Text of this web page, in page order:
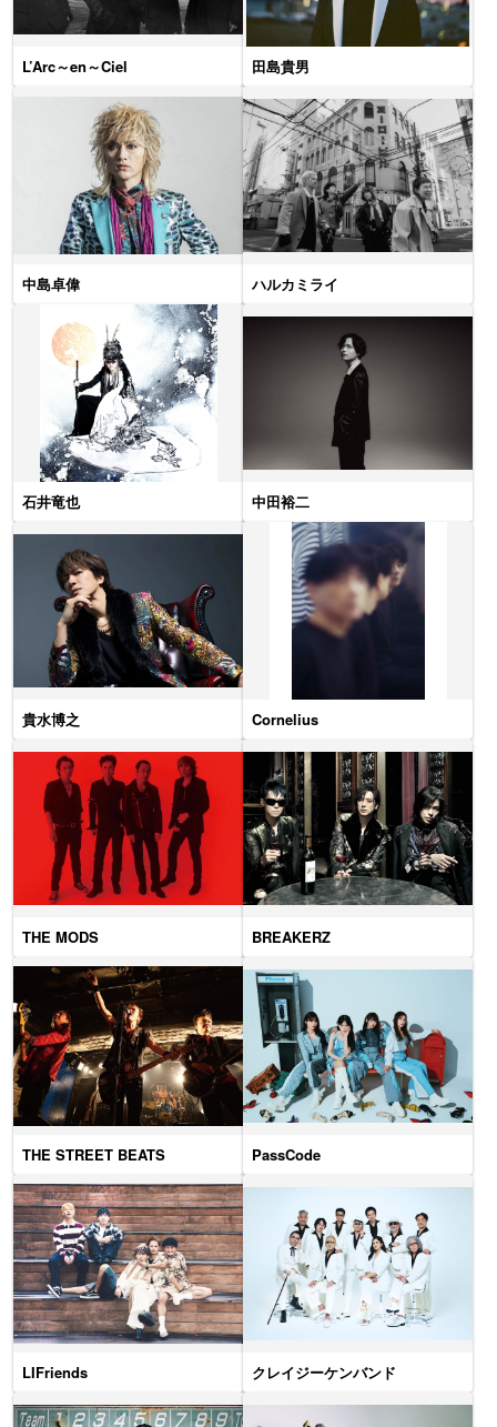
L’Arc～en～Ciel 田島貴男
中島卓偉 ハルカミライ
石井竜也 中田裕二
貴水博之 Cornelius
THE MODS BREAKERZ
THE STREET BEATS PassCode
LIFriends クレイジーケンバンド